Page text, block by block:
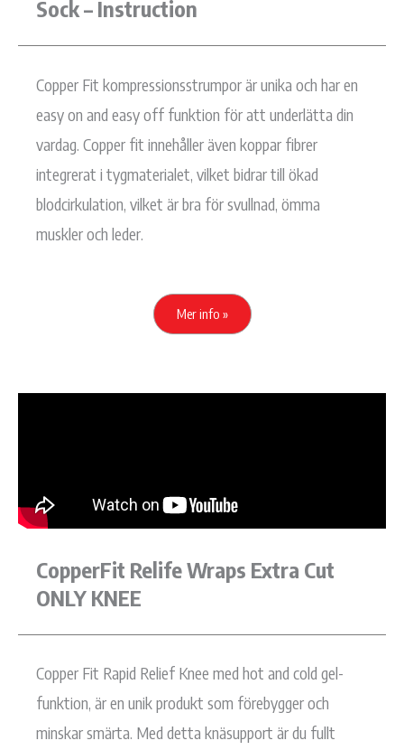
Sock – Instruction
Copper Fit kompressionsstrumpor är unika och har en
easy on and easy off funktion för att underlätta din
vardag. Copper fit innehåller även koppar fibrer
integrerat i tygmaterialet, vilket bidrar till ökad
blodcirkulation, vilket är bra för svullnad, ömma
muskler och leder.
Mer info »
CopperFit Relife Wraps Extra Cut
ONLY KNEE
Copper Fit Rapid Relief Knee med hot and cold gel-
funktion, är en unik produkt som förebygger och
minskar smärta. Med detta knäsupport är du fullt